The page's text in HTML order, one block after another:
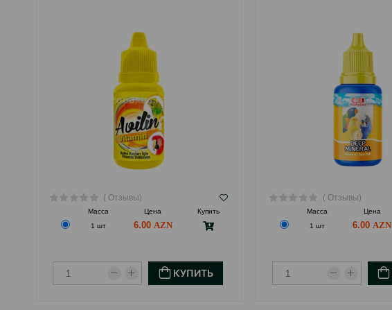
( Отзывы)
Масса Цена
Купить
1 шт
6.00
КУПИТЬ
( Отзывы)
Масса Цена
1 шт
6.00